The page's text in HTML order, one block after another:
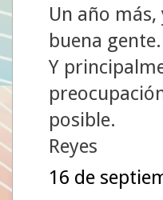
Un año
buena gente.
Y
posible.
Reyes
16 de